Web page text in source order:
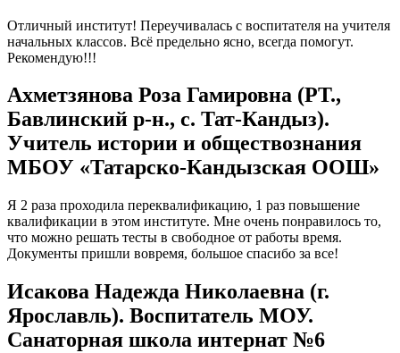
Отличный институт! Переучивалась с воспитателя на учителя
начальных классов. Всё предельно ясно, всегда помогут.
Рекомендую!!!
Ахметзянова Роза Гамировна (РТ.,
Бавлинский р-н., с. Тат-Кандыз).
Учитель истории и обществознания
МБОУ «Татарско-Кандызская ООШ»
Я 2 раза проходила переквалификацию, 1 раз повышение
квалификации в этом институте. Мне очень понравилось то,
что можно решать тесты в свободное от работы время.
Документы пришли вовремя, большое спасибо за все!
Исакова Надежда Николаевна (г.
Ярославль). Воспитатель МОУ.
Санаторная школа интернат №6